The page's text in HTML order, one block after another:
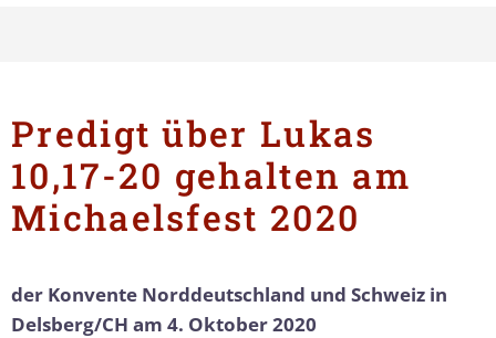
Predigt über Lukas
10,17-20 gehalten am
Michaelsfest 2020
der Konvente Norddeutschland und Schweiz in
Delsberg/CH am 4. Oktober 2020